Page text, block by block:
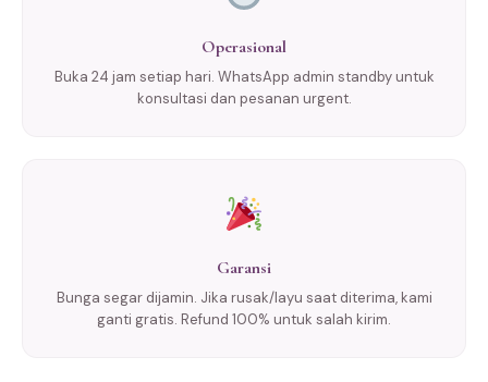
Operasional
Buka 24 jam setiap hari. WhatsApp admin standby untuk
konsultasi dan pesanan urgent.
Garansi
Bunga segar dijamin. Jika rusak/layu saat diterima, kami
ganti gratis. Refund 100% untuk salah kirim.